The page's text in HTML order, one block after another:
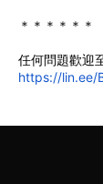
＊＊＊＊＊＊
任何問題歡迎
https://lin.ee/